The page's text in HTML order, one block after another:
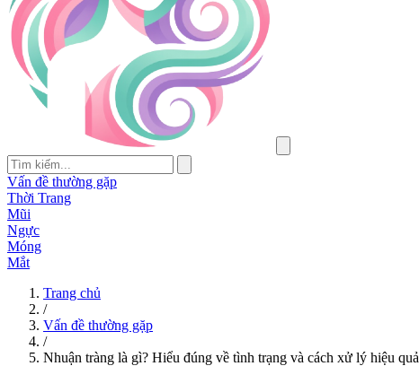
Vấn đề thường gặp
Thời Trang
Mũi
Ngực
Móng
Mắt
Trang chủ
/
Vấn đề thường gặp
/
Nhuận tràng là gì? Hiểu đúng về tình trạng và cách xử lý hiệu quả